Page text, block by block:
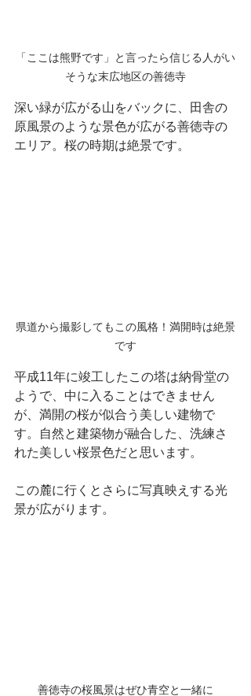
「ここは熊野です」と言ったら信じる人がい
そうな末広地区の善徳寺
深い緑が広がる山をバックに、田舎の
原風景のような景色が広がる善徳寺の
エリア。桜の時期は絶景です。
県道から撮影してもこの風格！満開時は絶景
です
平成11年に竣工したこの塔は納骨堂の
ようで、中に入ることはできません
が、満開の桜が似合う美しい建物で
す。自然と建築物が融合した、洗練さ
れた美しい桜景色だと思います。
この麓に行くとさらに写真映えする光
景が広がります。
善徳寺の桜風景はぜひ青空と一緒に